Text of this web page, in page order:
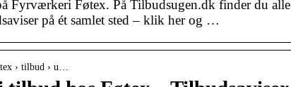
Fyrværkeri Føtex. På Tilbudsugen.dk finder du alle
på ét samlet sted – klik her og …
› tilbud › u…